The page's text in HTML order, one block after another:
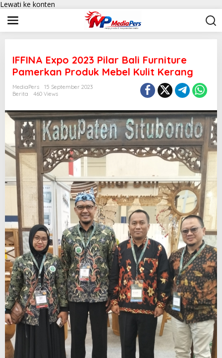
Lewati ke konten
IFFINA Expo 2023 Pilar Bali Furniture
Pamerkan Produk Mebel Kulit Kerang
MediaPers
15 September 2023
Berita
460 Views